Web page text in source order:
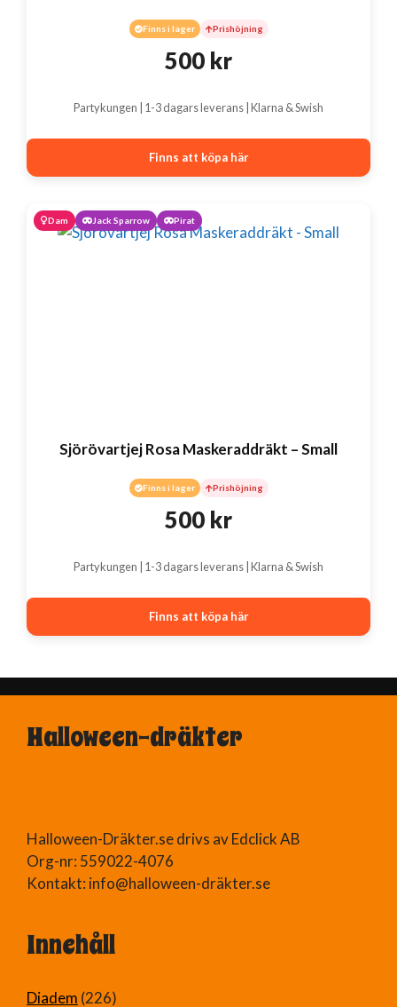
Finns i lager Prishöjning
500 kr
Partykungen | 1-3 dagars leverans | Klarna & Swish
Finns att köpa här
Dam Jack Sparrow Pirat
Sjörövartjej Rosa Maskeraddräkt – Small
Finns i lager Prishöjning
500 kr
Partykungen | 1-3 dagars leverans | Klarna & Swish
Finns att köpa här
Halloween-dräkter
Halloween-Dräkter.se drivs av Edclick AB
Org-nr: 559022-4076
Kontakt: info@halloween-dräkter.se
Innehåll
Diadem (226)